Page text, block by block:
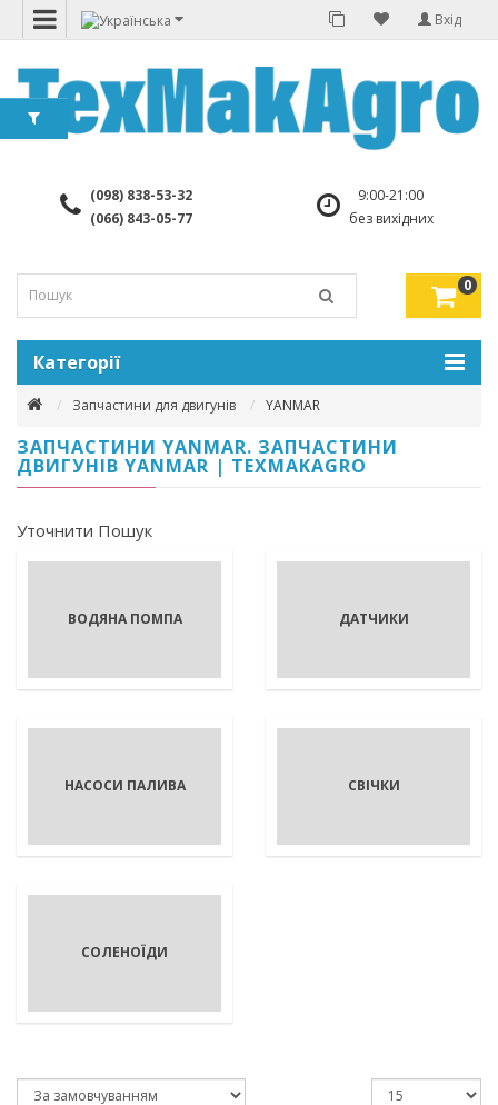
Вхід
(098) 838-53-32
(066) 843-05-77
9:00-21:00
без вихідних
0
Категорії
Запчастини для двигунів YANMAR
ЗАПЧАСТИНИ YANMAR. ЗАПЧАСТИНИ
ДВИГУНІВ YANMAR | TEXMAKAGRO
Уточнити Пошук
ВОДЯНА ПОМПА ДАТЧИКИ
НАСОСИ ПАЛИВА СВІЧКИ
СОЛЕНОЇДИ